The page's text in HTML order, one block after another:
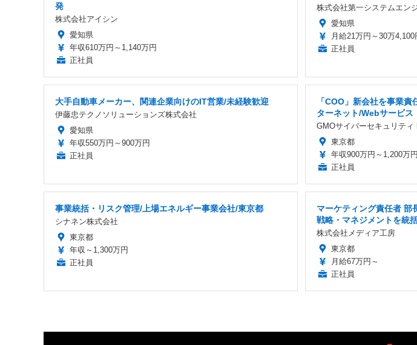
発
株式会社アイシン
愛知県
年収610万円～1,140万円
正社員
株式会社第一システムエン
愛知県
月給21万円～30万4,100
正社員
大手自動車メーカー、関連企業向けのIT営業/未経験歓迎
伊藤忠テクノソリューションズ株式会社
愛知県
年収550万円～900万円
正社員
「COO」新会社を事業
ターネット/Webサービス
GMOサイバーセキュリティ
東京都
年収900万円～1,200万円
正社員
事業統括・リスク管理/上場エネルギー事業会社/東京都
シナネン株式会社
東京都
年収～1,300万円
正社員
マーケティング責任者 部
戦略・マネジメントを統括
株式会社メディア工房
東京都
月給67万円～
正社員